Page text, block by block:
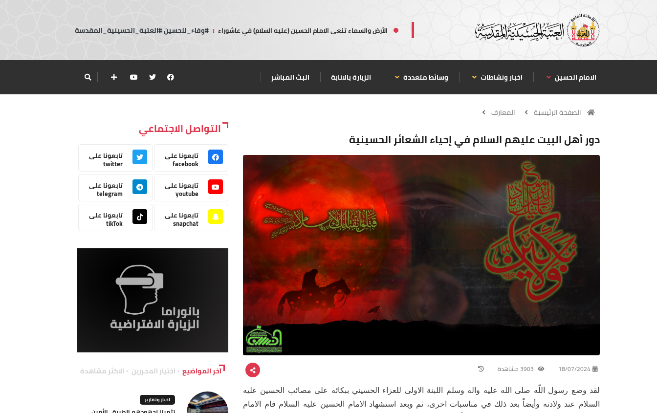
الأرض والسماء تنعى الامام الحسين (عليه السلام) في عاشوراء : #وفاء_للحسين #العتبة_الحسينية_المقدسة
الامام الحسين اخبار ونشاطات وسائط متعددة الزيارة بالانابة البث المباشر
الصفحة الرئيسية المعارف
دور أهل البيت عليهم السلام في إحياء الشعائر الحسينية
18/07/2024
لقد وضع رسول اللّه صلى الله عليه واله وسلم اللبنة الاولى للعزاء الحسيني ببكائه على مصائب الحسين عليه
السلام عند ولادته وأيضاً بعد ذلك في مناسبات اخرى، ثم وبعد استشهاد الامام الحسين عليه السلام قام الامام
التواصل الاجتماعي
تابعونا على
facebook
تابعونا على
twitter
تابعونا على
youtube
تابعونا على
telegram
تابعونا على
snapchat
تابعونا على
tikTok
آخر المواضيع اختيار المحررين الاكثر مشاهدة
اخبار وتقارير